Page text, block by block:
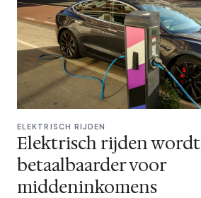
ELEKTRISCH RIJDEN
Elektrisch rijden wordt
betaalbaarder voor
middeninkomens